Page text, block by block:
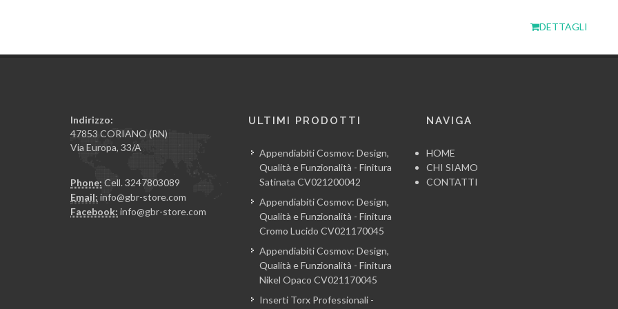
DETTAGLI
Indirizzo:
47853 CORIANO (RN)
Via Europa, 33/A
Phone: Cell. 3247803089
Email: info@gbr-store.com
Facebook: info@gbr-store.com
ULTIMI PRODOTTI
Appendiabiti Cosmov: Design,
Qualità e Funzionalità - Finitura
Satinata CV021200042
Appendiabiti Cosmov: Design,
Qualità e Funzionalità - Finitura
Cromo Lucido CV021170045
Appendiabiti Cosmov: Design,
Qualità e Funzionalità - Finitura
Nikel Opaco CV021170045
Inserti Torx Professionali -
NAVIGA
HOME
CHI SIAMO
CONTATTI